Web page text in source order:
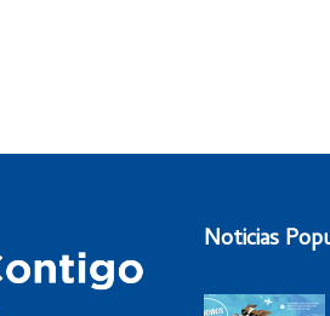
Noticias